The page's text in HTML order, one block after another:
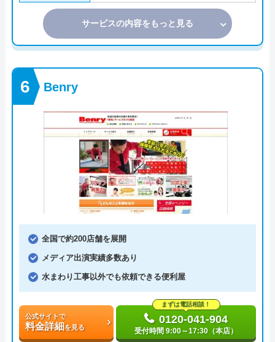
サービスの内容をもっと見る
Benry
全国で約200店舗を展開
メディア出演実績多数あり
水まわり工事以外でも依頼できる便利屋
公式サイトで
料金詳細を見る
まずは電話相談！
0120-041-904
受付時間 9:00～17:30（本店）